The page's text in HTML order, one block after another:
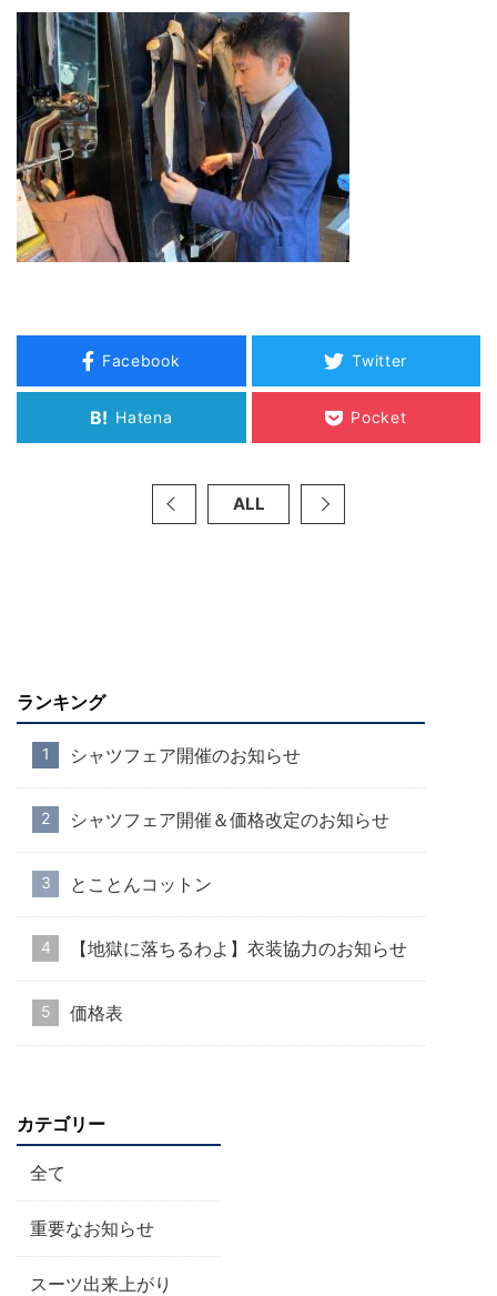
Facebook Twitter
B! Hatena Pocket
ALL
ランキング
シャツフェア開催のお知らせ
シャツフェア開催＆価格改定のお知らせ
とことんコットン
【地獄に落ちるわよ】衣装協力のお知らせ
価格表
カテゴリー
全て
重要なお知らせ
スーツ出来上がり